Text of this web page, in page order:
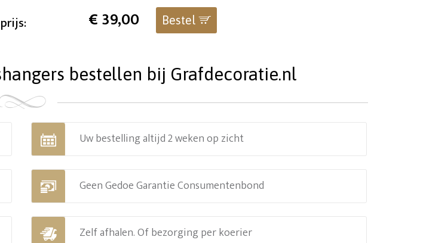
€39,00 Bestel
bestellen bij Grafdecoratie.nl
Uw bestelling altijd 2 weken op zicht
Geen Gedoe Garantie Consumentenbond
Zelf afhalen. Of bezorging per koerier